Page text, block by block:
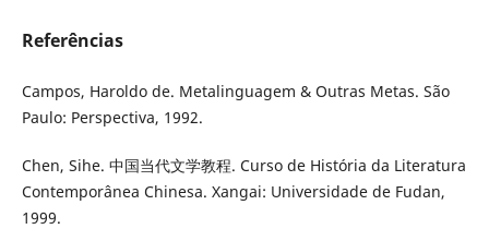
Referências
Campos, Haroldo de. Metalinguagem & Outras Metas. São
Paulo: Perspectiva, 1992.
Chen, Sihe. 中国当代文学教程. Curso de História da Literatura
Contemporânea Chinesa. Xangai: Universidade de Fudan,
1999.